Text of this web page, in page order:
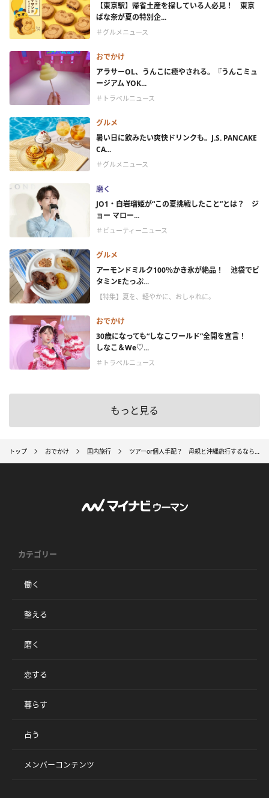
【東京駅】帰省土産を探している人必見！ 東京
ばな奈が夏の特別企...
＃グルメニュース
おでかけ
アラサーOL、うんこに癒やされる。『うんこミュ
ージアム YOK...
＃トラベルニュース
グルメ
暑い日に飲みたい爽快ドリンクも。J.S. PANCAKE
CA...
＃グルメニュース
磨く
JO1・白岩瑠姫が“この夏挑戦したこと”とは？ ジ
ョー マロー...
＃ビューティーニュース
グルメ
アーモンドミルク100％かき氷が絶品！ 池袋でビ
タミンEたっぷ...
【特集】夏を、軽やかに、おしゃれに。
おでかけ
30歳になっても“しなこワールド”全開を宣言！
しなこ＆We♡...
＃トラベルニュース
もっと見る
トップ おでかけ 国内旅行 ツアーor個人手配？ 母親と沖縄旅行するなら
カテゴリー
働く
整える
磨く
恋する
暮らす
占う
メンバーコンテンツ